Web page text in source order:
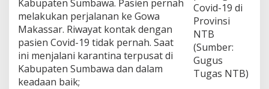
2
,
T
e
r
m
Covid-19 di
Provinsi
NTB
(Sumber:
Gugus
Tugas NTB)
Kabupaten Sumbawa. Pasien pernah
melakukan perjalanan ke Gowa
Makassar. Riwayat kontak dengan
pasien Covid-19 tidak pernah. Saat
ini menjalani karantina terpusat di
Kabupaten Sumbawa dan dalam
keadaan baik;